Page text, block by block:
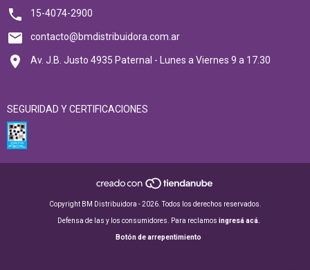
15-4074-2900
contacto@bmdistribuidora.com.ar
Av. J.B. Justo 4935 Paternal - Lunes a Viernes 9 a 17.30
SEGURIDAD Y CERTIFICACIONES
Copyright BM Distribuidora - 2026. Todos los derechos reservados.
Defensa de las y los consumidores. Para reclamos ingresá acá.
Botón de arrepentimiento